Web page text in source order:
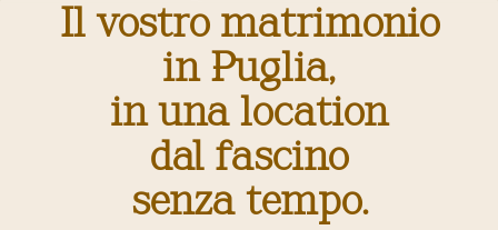
Il vostro matrimonio
in Puglia,
in una location
dal fascino
senza tempo.